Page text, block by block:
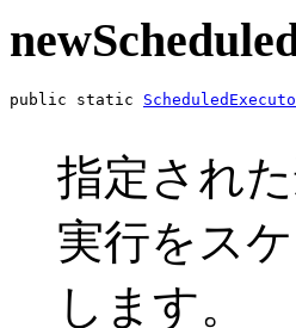
public static
指定され
実行をス
します。